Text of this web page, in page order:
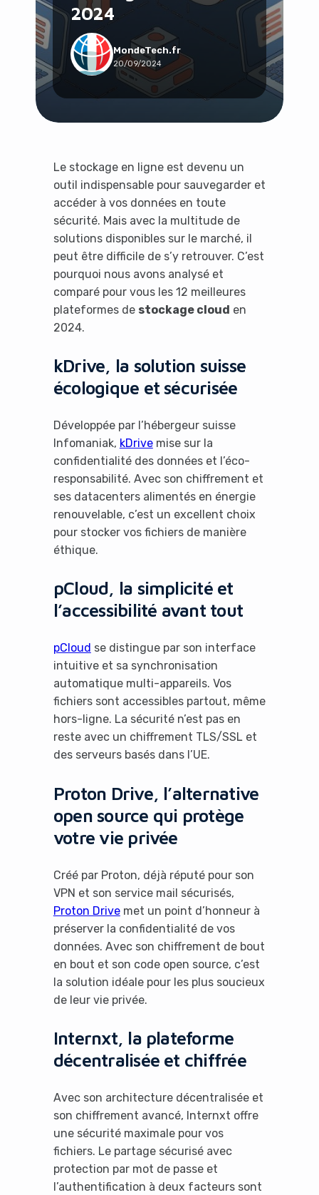
2024
MondeTech.fr
20/09/2024
Le stockage en ligne est devenu un
outil indispensable pour sauvegarder et
accéder à vos données en toute
sécurité. Mais avec la multitude de
solutions disponibles sur le marché, il
peut être difficile de s’y retrouver. C’est
pourquoi nous avons analysé et
comparé pour vous les 12 meilleures
plateformes de stockage cloud en
2024.
kDrive, la solution suisse
écologique et sécurisée
Développée par l’hébergeur suisse
Infomaniak, kDrivemise sur la
confidentialité des données et l’éco-
responsabilité. Avec son chiffrement et
ses datacenters alimentés en énergie
renouvelable, c’est un excellent choix
pour stocker vos fichiers de manière
éthique.
pCloud, la simplicité et
l’accessibilité avant tout
pCloud se distingue par son interface
intuitive et sa synchronisation
automatique multi-appareils. Vos
fichiers sont accessibles partout, même
hors-ligne. La sécurité n’est pas en
reste avec un chiffrement TLS/SSL et
des serveurs basés dans l’UE.
Proton Drive, l’alternative
open source qui protège
votre vie privée
Créé par Proton, déjà réputé pour son
VPN et son service mail sécurisés,
Proton Drivemet un point d’honneur à
préserver la confidentialité de vos
données. Avec son chiffrement de bout
en bout et son code open source, c’est
la solution idéale pour les plus soucieux
de leur vie privée.
Internxt, la plateforme
décentralisée et chiffrée
Avec son architecture décentralisée et
son chiffrement avancé, Internxt offre
une sécurité maximale pour vos
fichiers. Le partage sécurisé avec
protection par mot de passe et
l’authentification à deux facteurs sont
Social & Communauté
Tech & Développement
Travail & Productivité
Voyage